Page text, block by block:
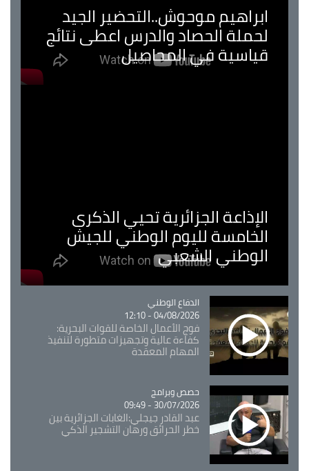
ابراهيم موحوش..التحضير الجيد
لحملة الحصاد والدرس اعطى نتائج
قياسية في المحاصيل
الإذاعة الجزائرية تحيي الذكرى
الخامسة لليوم الوطني للجيش
الوطني الشعبي
Catégorie
الدفاع الوطني
04/08/2026 - 12:10
فوج الأعمال الخاصة للقوات البحرية:
كفاءة عالية وتجهيزات متطورة لتنفيذ
المهام المعقدة
Catégorie
حصص وبرامج
30/07/2026 - 09:49
عبد القادر جيجلي:الغابات الجزائرية بين
خطر الحرائق ورهان التشجير الذكي